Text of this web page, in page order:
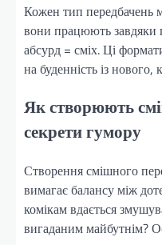
Кожен тип передбачень
вони працюють завдяки
абсурд = сміх. Ці
на буденність із
Як створюють
секрети гумору
Створення смішного
вимагає балансу між
комікам вдається
вигаданим майбутнім?